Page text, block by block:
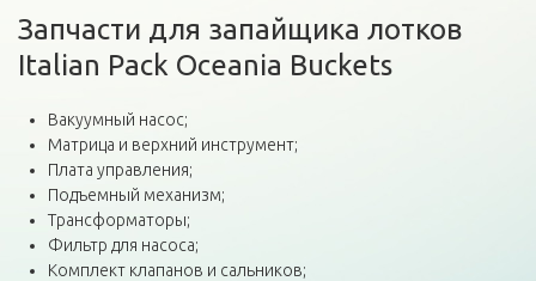
Запчасти для запайщика лотков
Italian Pack Oceania Buckets
Вакуумный насос;
Матрица и верхний инструмент;
Плата управления;
Подъемный механизм;
Трансформаторы;
Фильтр для насоса;
Комплект клапанов и сальников;